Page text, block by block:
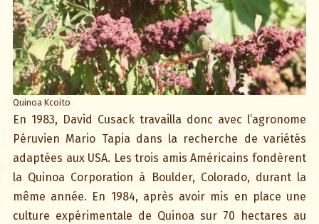
Quinoa Kcoito
En 1983, David Cusack travailla donc avec l’agronome
Péruvien Mario Tapia dans la recherche de variétés
adaptées aux USA. Les trois amis Américains fondèrent
la Quinoa Corporation à Boulder, Colorado, durant la
même année. En 1984, après avoir mis en place une
culture expérimentale de Quinoa sur 70 hectares au